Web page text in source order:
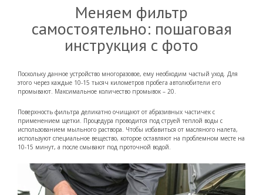
Меняем фильтр
самостоятельно: пошаговая
инструкция с фото
Поскольку данное устройство многоразовое, ему необходим частый уход. Для
этого через каждые 10-15 тысяч километров пробега автолюбители его
промывают. Максимальное количество промывок – 20.
Поверхность фильтра деликатно очищают от абразивных частичек с
применением щетки. Процедура проводится под струей теплой воды с
использованием мыльного раствора. Чтобы избавиться от масляного налета,
используют специальное вещество, которое оставляют на проблемном месте на
10-15 минут, а после смывают под проточной водой.